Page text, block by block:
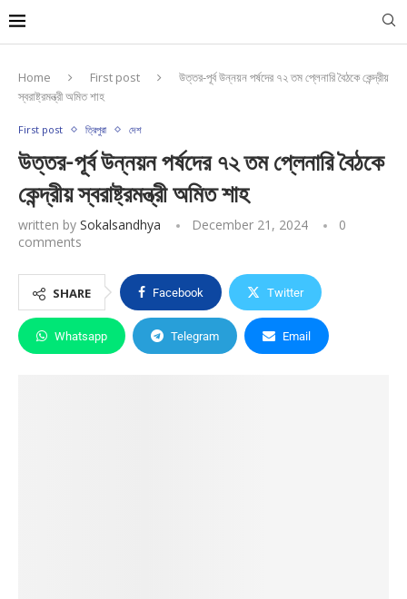
Home First post
উত্তর-পূর্ব উন্নয়ন পর্ষদের ৭২ তম প্লেনারি বৈঠকে কেন্দ্রীয়
স্বরাষ্ট্রমন্ত্রী অমিত শাহ
First post ত্রিপুরা দেশ
উত্তর-পূর্ব উন্নয়ন পর্ষদের ৭২ তম প্লেনারি বৈঠকে
কেন্দ্রীয় স্বরাষ্ট্রমন্ত্রী অমিত শাহ
written by Sokalsandhya December 21, 2024
0
comments
SHARE Facebook Twitter
Whatsapp Telegram Email